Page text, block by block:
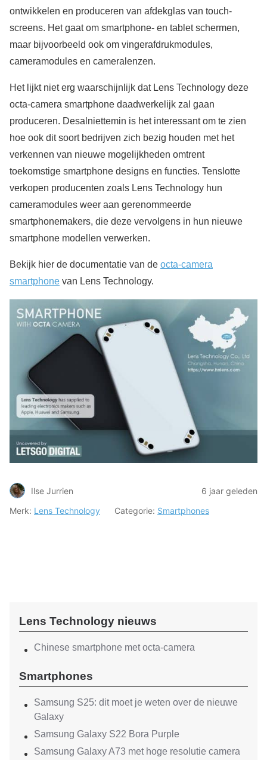
ontwikkelen en produceren van afdekglas van touch-
screens. Het gaat om smartphone- en tablet schermen,
maar bijvoorbeeld ook om vingerafdrukmodules,
cameramodules en cameralenzen.
Het lijkt niet erg waarschijnlijk dat Lens Technology deze
octa-camera smartphone daadwerkelijk zal gaan
produceren. Desalniettemin is het interessant om te zien
hoe ook dit soort bedrijven zich bezig houden met het
verkennen van nieuwe mogelijkheden omtrent
toekomstige smartphone designs en functies. Tenslotte
verkopen producenten zoals Lens Technology hun
cameramodules weer aan gerenommeerde
smartphonemakers, die deze vervolgens in hun nieuwe
smartphone modellen verwerken.
Bekijk hier de documentatie van de octa-camera
smartphone van Lens Technology.
Ilse Jurrien
6 jaar geleden
Merk: Lens Technology Categorie: Smartphones
Lens Technology nieuws
Chinese smartphone met octa-camera
Smartphones
Samsung S25: dit moet je weten over de nieuwe
Galaxy
Samsung Galaxy S22 Bora Purple
Samsung Galaxy A73 met hoge resolutie camera